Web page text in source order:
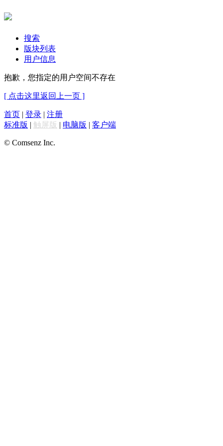
搜索
版块列表
用户信息
抱歉，您指定的用户空间不存在
[ 点击这里返回上一页 ]
首页 | 登录 | 注册
标准版 | 触屏版 | 电脑版 | 客户端
© Comsenz Inc.